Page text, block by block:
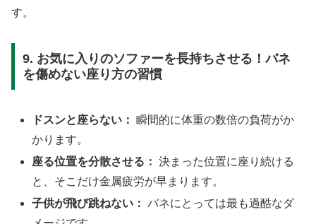
す。
9. お気に入りのソファーを長持ちさせる！バネ
を傷めない座り方の習慣
ドスンと座らない： 瞬間的に体重の数倍の負荷がか
かります。
座る位置を分散させる： 決まった位置に座り続ける
と、そこだけ金属疲労が早まります。
子供が飛び跳ねない： バネにとっては最も過酷なダ